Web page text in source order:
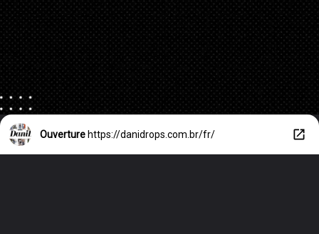
Ouverture https://danidrops.com.br/fr/